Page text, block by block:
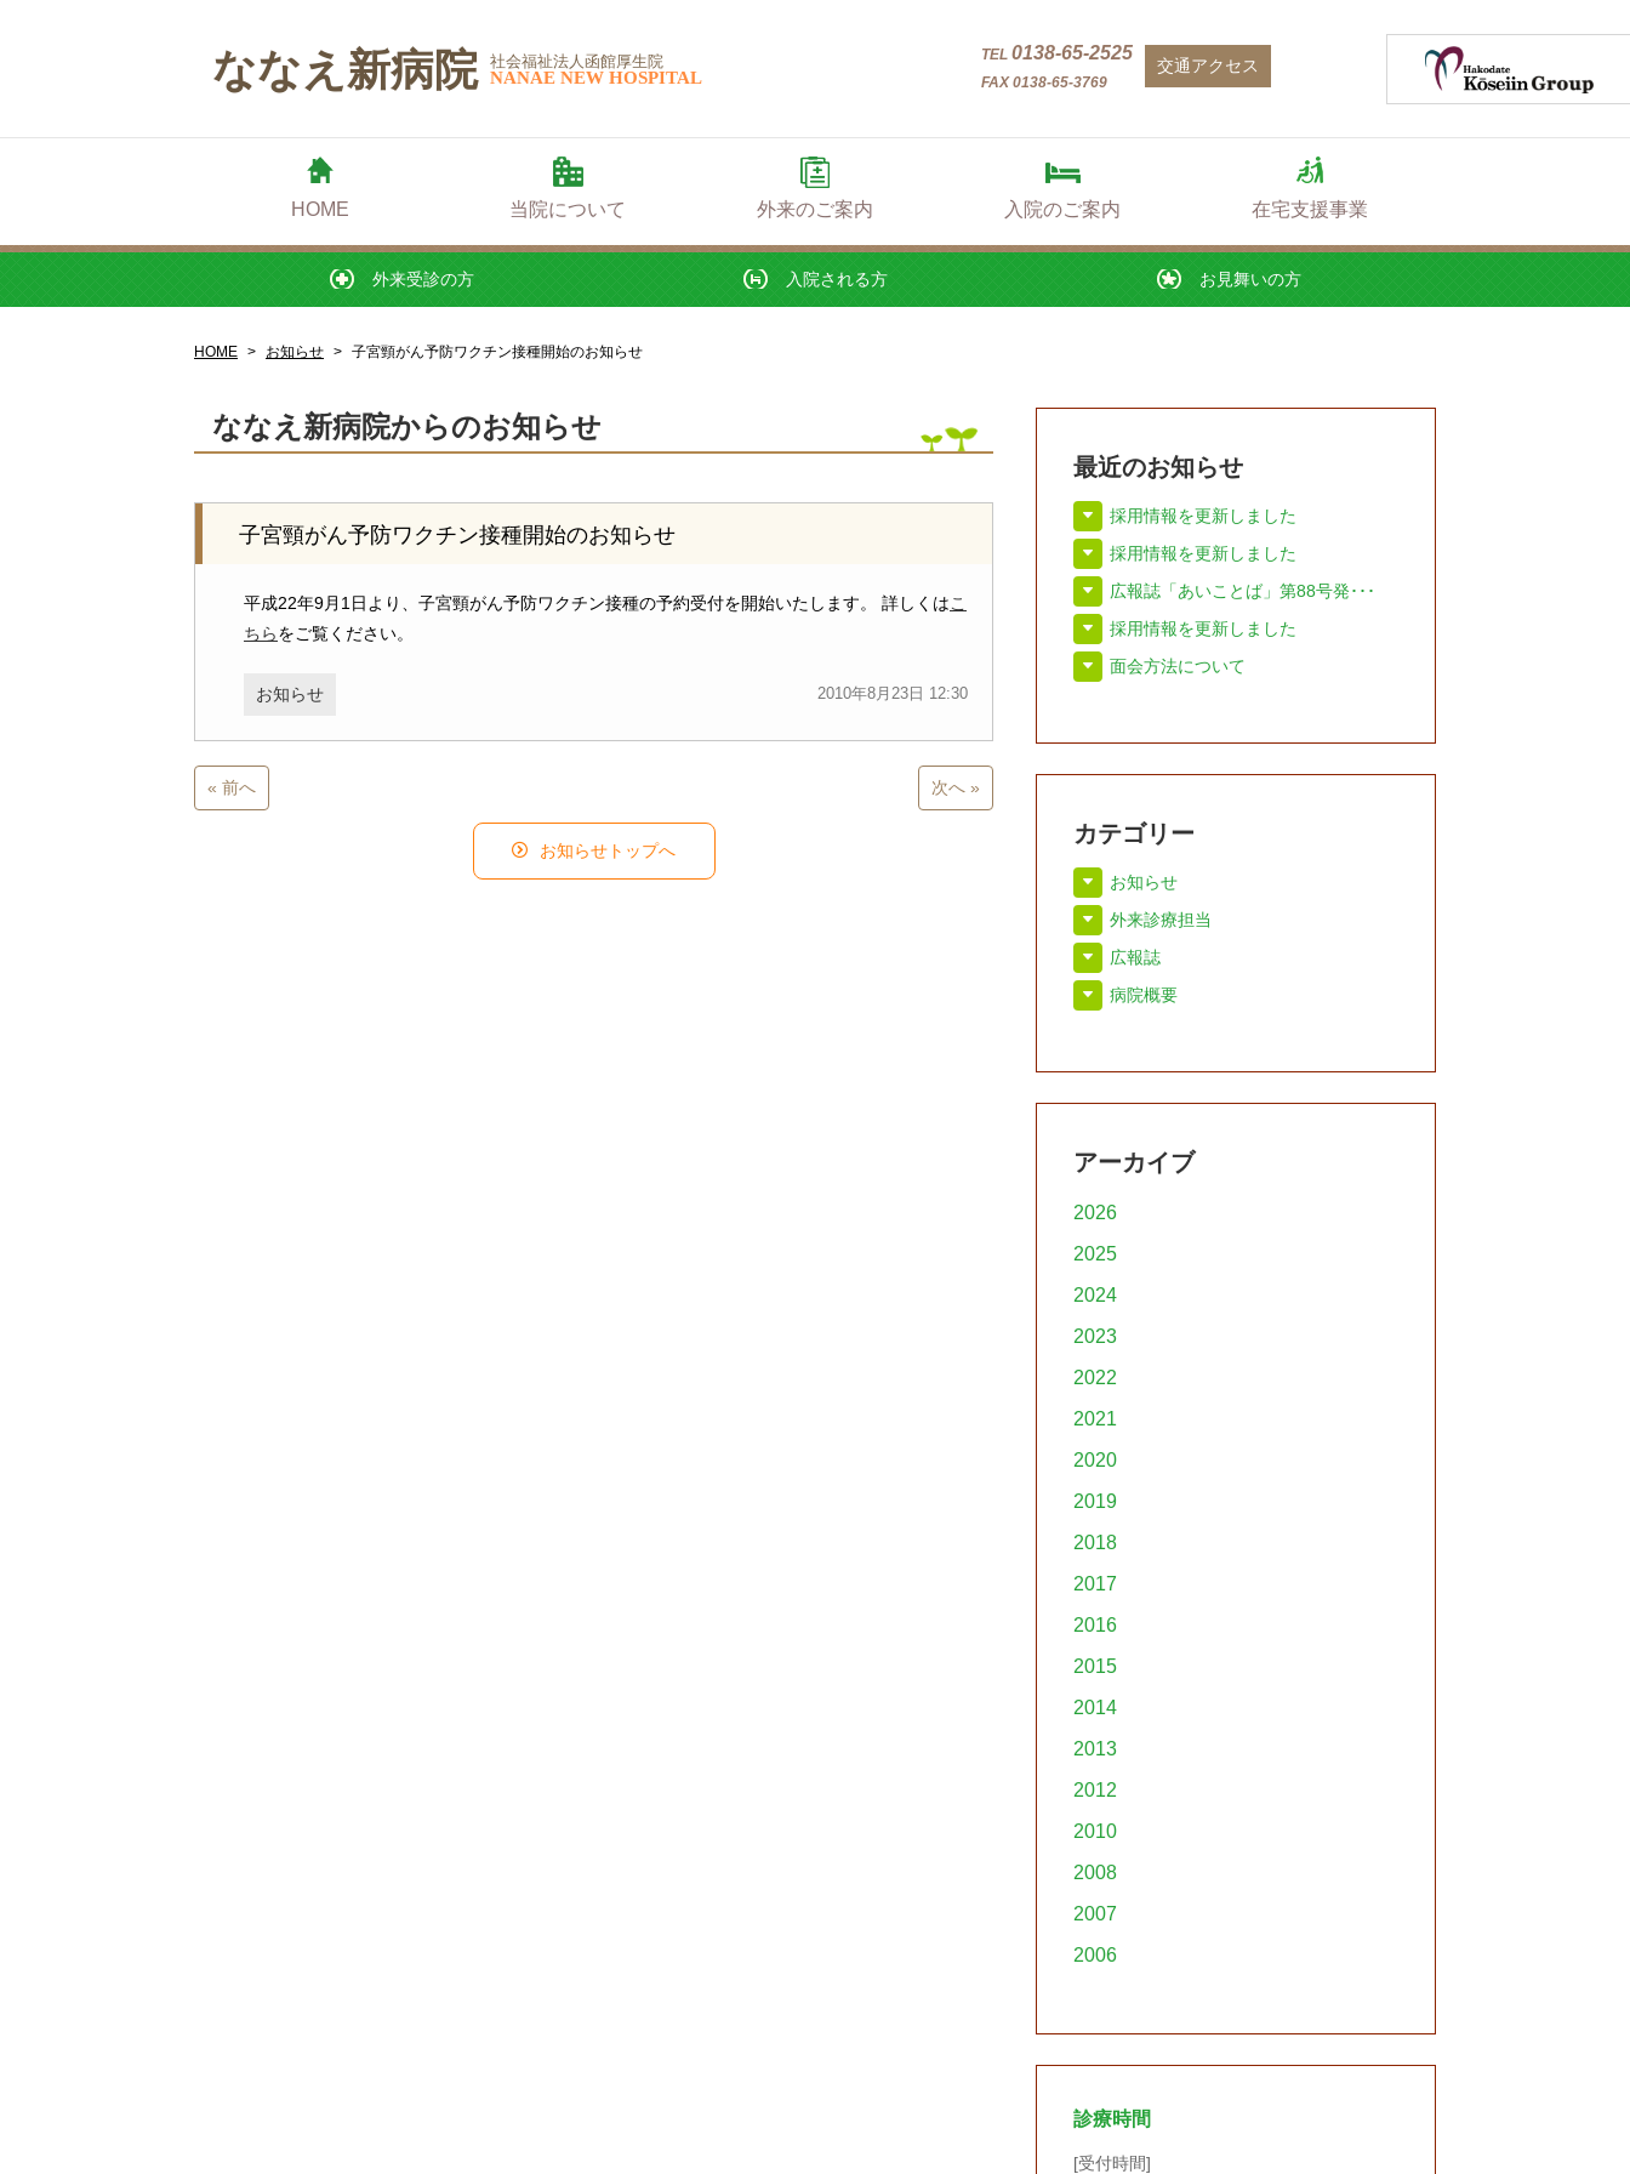
ななえ新病院 社会福祉法人函館厚生院
NANAE NEW HOSPITAL
TEL0138-65-2525
FAX 0138-65-3769
交通アクセス
HOME 当院について 外来のご案内 入院のご案内 在宅支援事業
外来受診の方 入院される方 お見舞いの方
HOME お知らせ 子宮頸がん予防ワクチン接種開始のお知らせ
ななえ新病院からのお知らせ
子宮頸がん予防ワクチン接種開始のお知らせ
平成22年9月1日より、子宮頸がん予防ワクチン接種の予約受付を開始いたします。 詳しくはこ
ちらをご覧ください。
お知らせ 2010年8月23日 12:30
« 前へ 次へ »
お知らせトップへ
最近のお知らせ
採用情報を更新しました
採用情報を更新しました
広報誌「あいことば」第88号発･･･
採用情報を更新しました
面会方法について
カテゴリー
お知らせ
外来診療担当
広報誌
病院概要
アーカイブ
2026
2025
2024
2023
2022
2021
2020
2019
2018
2017
2016
2015
2014
2013
2012
2010
2008
2007
2006
診療時間
[受付時間]